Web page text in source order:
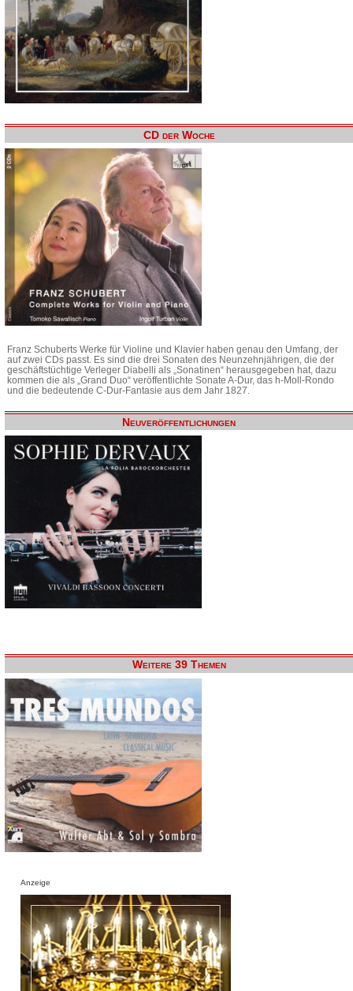
CD der Woche
Franz Schuberts Werke für Violine und Klavier haben genau den Umfang, der
auf zwei CDs passt. Es sind die drei Sonaten des Neunzehnjährigen, die der
geschäftstüchtige Verleger Diabelli als „Sonatinen“ herausgegeben hat, dazu
kommen die als „Grand Duo“ veröffentlichte Sonate A-Dur, das h-Moll-Rondo
und die bedeutende C-Dur-Fantasie aus dem Jahr 1827.
Neuveröffentlichungen
Weitere 39 Themen
Anzeige